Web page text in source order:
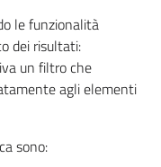
le funzionalità
dei risultati:
un filtro che
agli elementi
sono: